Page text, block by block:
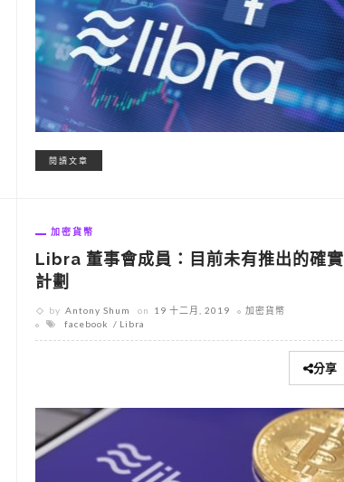
閱讀文章
加密貨幣
Libra 董事會成員：目前未有推出的確實
計劃
by Antony Shum on 19 十二月, 2019
加密貨幣
facebook
Libra
分享